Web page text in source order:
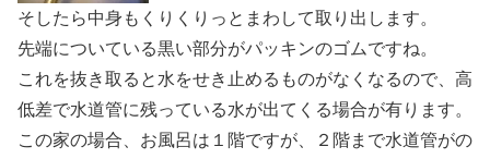
そしたら中身もくりくりっとまわして取り出します。
先端についている黒い部分がパッキンのゴムですね。
これを抜き取ると水をせき止めるものがなくなるので、高
低差で水道管に残っている水が出てくる場合が有ります。
この家の場合、お風呂は１階ですが、２階まで水道管がの